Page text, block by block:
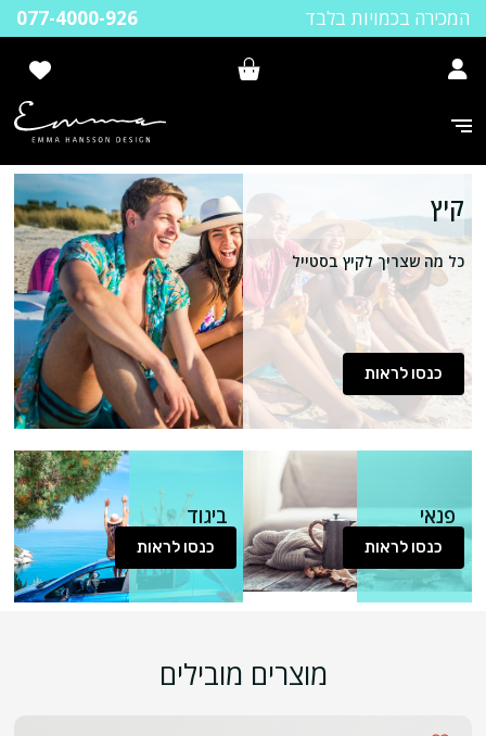
077-4000-926 המכירה בכמויות בלבד
קיץ
כל מה שצריך לקיץ בסטייל
כנסו לראות
פנאי
וטיולים
כנסו לראות
ביגוד
כנסו לראות
מוצרים מובילים